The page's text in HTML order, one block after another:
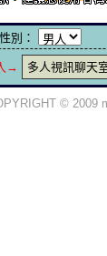
性別：
→ 多人視訊聊天
© 2009